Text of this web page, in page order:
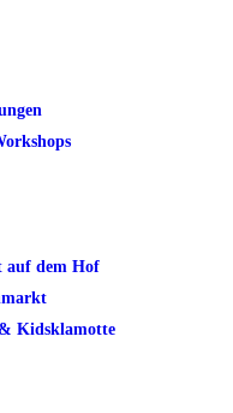
auf dem Hof
Kidsklamotte